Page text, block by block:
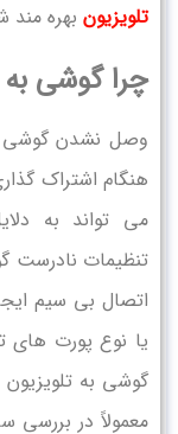
تلویزیون بهره مند
چرا گوشی
وصل نشدن گوشی
هنگام اشتراک‌
می‌ تواند به
تنظیمات نادرست
اتصال بی‌ سیم
یا نوع پورت‌ های
گوشی به
معمولاً در بررسی